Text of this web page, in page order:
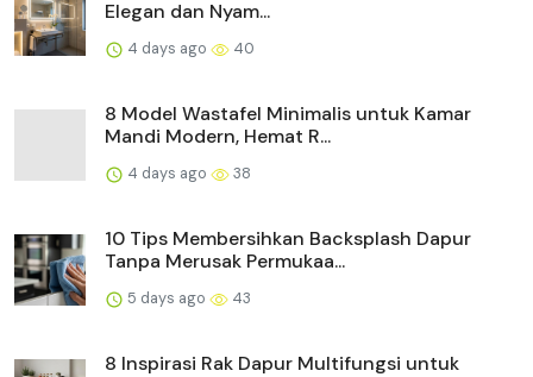
Elegan dan Nyam...
4 days ago 40
8 Model Wastafel Minimalis untuk Kamar
Mandi Modern, Hemat R...
4 days ago 38
10 Tips Membersihkan Backsplash Dapur
Tanpa Merusak Permukaa...
5 days ago 43
8 Inspirasi Rak Dapur Multifungsi untuk